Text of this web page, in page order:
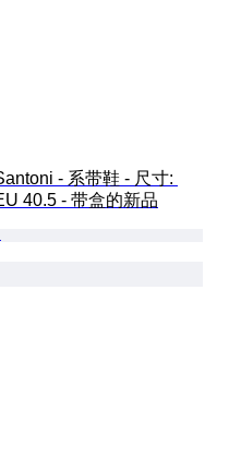
- 系带鞋 - 尺寸:
40.5 - 带盒的新品